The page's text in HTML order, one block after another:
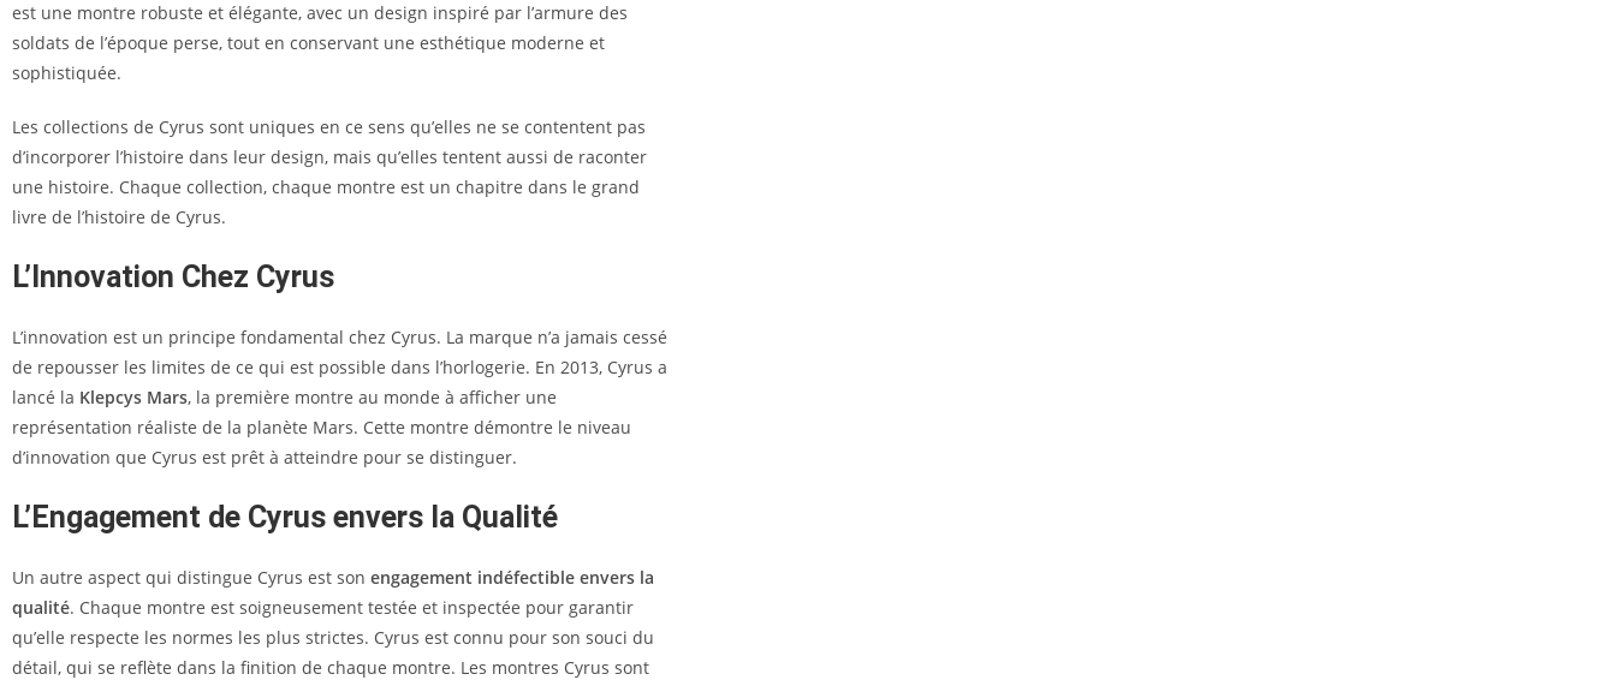
est une montre robuste et élégante, avec un design inspiré par l’armure des
soldats de l’époque perse, tout en conservant une esthétique moderne et
sophistiquée.
Les collections de Cyrus sont uniques en ce sens qu’elles ne se contentent pas
d’incorporer l’histoire dans leur design, mais qu’elles tentent aussi de raconter
une histoire. Chaque collection, chaque montre est un chapitre dans le grand
livre de l’histoire de Cyrus.
L’Innovation Chez Cyrus
L’innovation est un principe fondamental chez Cyrus. La marque n’a jamais cessé
de repousser les limites de ce qui est possible dans l’horlogerie. En 2013, Cyrus a
lancé la Klepcys Mars, la première montre au monde à afficher une
représentation réaliste de la planète Mars. Cette montre démontre le niveau
d’innovation que Cyrus est prêt à atteindre pour se distinguer.
L’Engagement de Cyrus envers la Qualité
Un autre aspect qui distingue Cyrus est son engagement indéfectible envers la
qualité. Chaque montre est soigneusement testée et inspectée pour garantir
qu’elle respecte les normes les plus strictes. Cyrus est connu pour son souci du
détail, qui se reflète dans la finition de chaque montre. Les montres Cyrus sont